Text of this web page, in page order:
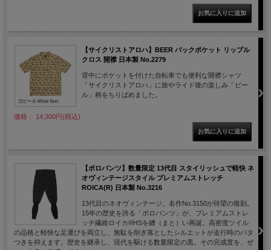
【サイクリストアロハ】BEER バックポケット リップル
クロス 開襟 日本製 No.2279
背中にポケットを付けた自転車でも便利な開襟シャツ
「サイクリストアロハ」に旅やライド後の楽しみ「ビー
ル」柄をちりばめました。
価格： 14,300円(税込)
【ポロパンツ】数量限定 13代目 スタイリッシュで軽快 ネ
オヴィンテージスタイル プレミアムストレッチ
ROICA(R) 日本製 No.3216
13代目のネオヴィンテージ。名作No.3150が待望の復刻。
15年の歴史を誇る「ポロパンツ」が、プレミアムストレ
ッチ繊維ロイカ®HSを纏（まと）い再誕。高密度ツイル
の品格と軽快な足運びを両立し、無駄を削ぎ落としたシルエットが走行時のバタ
つきを抑えます。歴史を継承し、現代を駆ける数量限定の黒。その完成度を、ぜ